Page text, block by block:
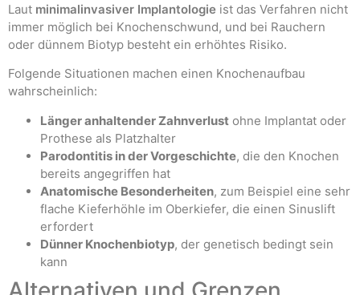
Laut minimalinvasiver Implantologie ist das Verfahren nicht
immer möglich bei Knochenschwund, und bei Rauchern
oder dünnem Biotyp besteht ein erhöhtes Risiko.
Folgende Situationen machen einen Knochenaufbau
wahrscheinlich:
Länger anhaltender Zahnverlust ohne Implantat oder
Prothese als Platzhalter
Parodontitis in der Vorgeschichte, die den Knochen
bereits angegriffen hat
Anatomische Besonderheiten, zum Beispiel eine sehr
flache Kieferhöhle im Oberkiefer, die einen Sinuslift
erfordert
Dünner Knochenbiotyp, der genetisch bedingt sein
kann